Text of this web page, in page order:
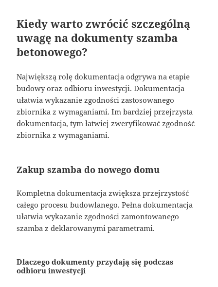
Kiedy warto zwrócić szczególną
uwagę na dokumenty szamba
betonowego?
Największą rolę dokumentacja odgrywa na etapie
budowy oraz odbioru inwestycji. Dokumentacja
ułatwia wykazanie zgodności zastosowanego
zbiornika z wymaganiami. Im bardziej przejrzysta
dokumentacja, tym łatwiej zweryfikować zgodność
zbiornika z wymaganiami.
Zakup szamba do nowego domu
Kompletna dokumentacja zwiększa przejrzystość
całego procesu budowlanego. Pełna dokumentacja
ułatwia wykazanie zgodności zamontowanego
szamba z deklarowanymi parametrami.
Dlaczego dokumenty przydają się podczas
odbioru inwestycji